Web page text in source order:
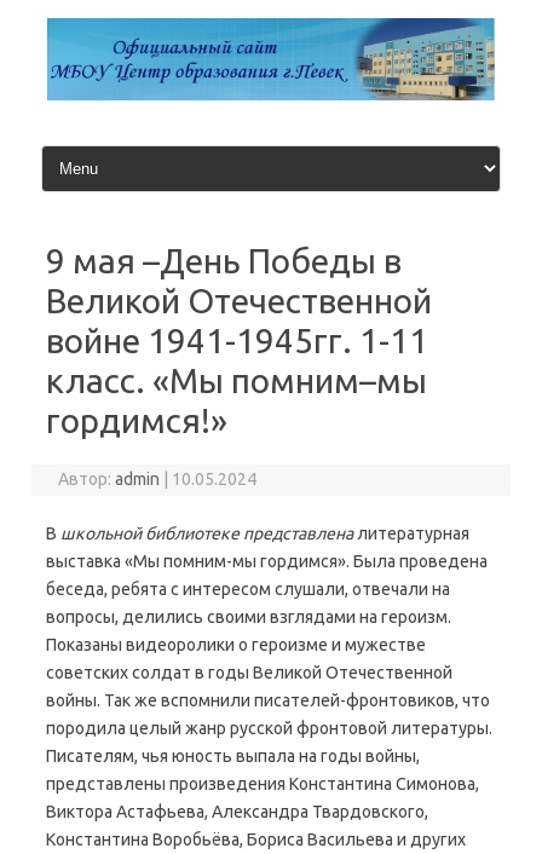
содержимому
9 мая –День Победы в
Великой Отечественной
войне 1941-1945гг. 1-11
класс. «Мы помним–мы
гордимся!»
Автор:admin 10.05.2024
В школьной библиотеке представленалитературная
выставка «Мы помним-мы гордимся». Была проведена
беседа, ребята с интересом слушали, отвечали на
вопросы, делились своими взглядами на героизм.
Показаны видеоролики о героизме и мужестве
советских солдат в годы Великой Отечественной
войны. Так же вспомнили писателей-фронтовиков, что
породила целый жанр русской фронтовой литературы.
Писателям, чья юность выпала на годы войны,
представлены произведения Константина Симонова,
Виктора Астафьева, Александра Твардовского,
Константина Воробьёва, Бориса Васильева и других